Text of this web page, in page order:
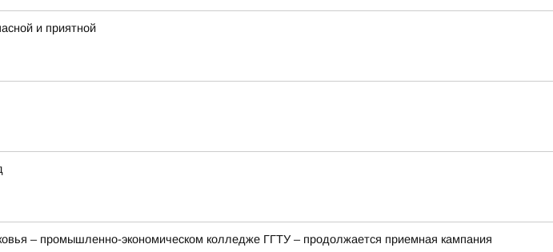
и приятной
– промышленно-экономическом колледже ГГТУ – продолжается приемная кампания